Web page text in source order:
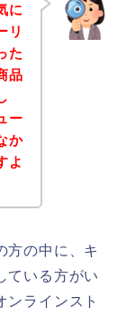
に
リ
た
品
ー
か
よ
方の中に、キ
ている方がい
ンラインスト